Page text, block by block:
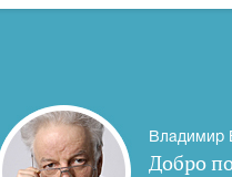
Владимир
Добро